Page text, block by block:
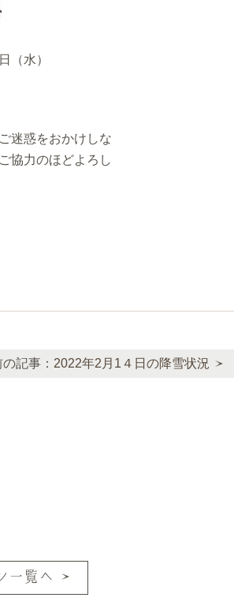
（水）
迷惑をおかけしな
協力のほどよろし
記事： 2022年2月1４日の降雪状況
一覧へ